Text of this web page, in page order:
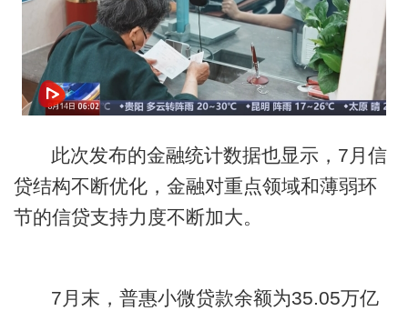
此次发布的金融统计数据也显示，7月信
贷结构不断优化，金融对重点领域和薄弱环
节的信贷支持力度不断加大。
7月末，普惠小微贷款余额为35.05万亿